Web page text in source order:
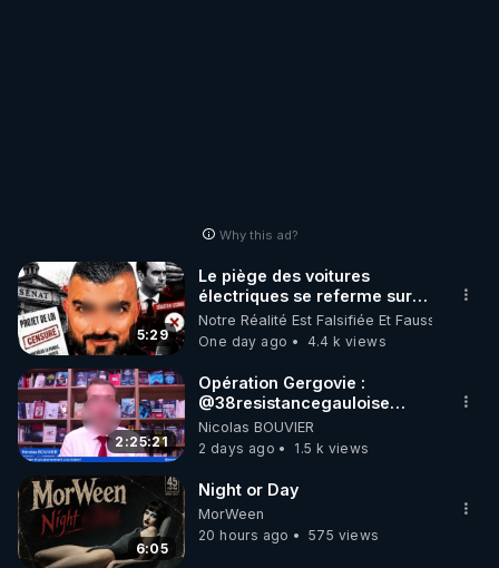
Why this ad?
5:29
Le piège des voitures
électriques se referme sur
les usagers !
Notre Réalité Est Falsifiée Et Fausse
One day ago
4.4 k views
2:25:21
Opération Gergovie :
‪@38resistancegauloise‬
‪@MarionSigautOfficiel‬
‪@gladysriifard5710‬ Laëtitia
Nicolas BOUVIER
2 days ago
1.5 k views
6:05
Night or Day
MorWeen
20 hours ago
575 views